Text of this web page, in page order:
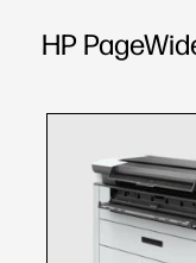
HP